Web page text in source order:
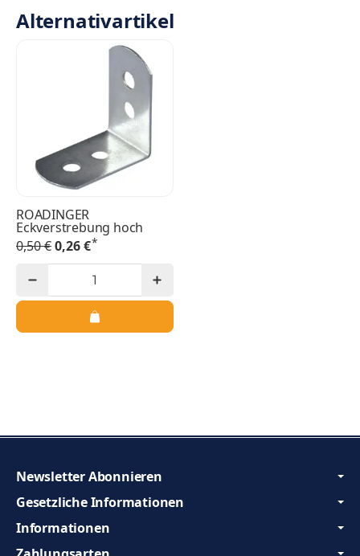
Alternativartikel
ROADINGER
Eckverstrebung hoch
0,50 €0,26 €*
Gesetzliche Informationen
Informationen
Newsletter Abonnieren